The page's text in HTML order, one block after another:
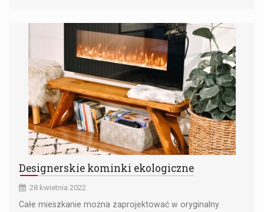
Designerskie kominki ekologiczne
28 kwietnia 2022
Całe mieszkanie można zaprojektować w oryginalny